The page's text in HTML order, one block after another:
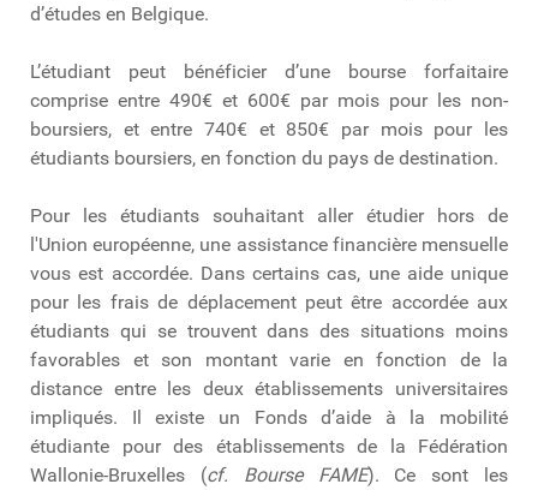
d’études en Belgique.
L’étudiant peut bénéficier d’une bourse forfaitaire
comprise entre 490€ et 600€ par mois pour les non-
boursiers, et entre 740€ et 850€ par mois pour les
étudiants boursiers, en fonction du pays de destination.
Pour les étudiants souhaitant aller étudier hors de
l'Union européenne, une assistance financière mensuelle
vous est accordée. Dans certains cas, une aide unique
pour les frais de déplacement peut être accordée aux
étudiants qui se trouvent dans des situations moins
favorables et son montant varie en fonction de la
distance entre les deux établissements universitaires
impliqués. Il existe un Fonds d’aide à la mobilité
étudiante pour des établissements de la Fédération
Wallonie-Bruxelles (cf. Bourse FAME). Ce sont les